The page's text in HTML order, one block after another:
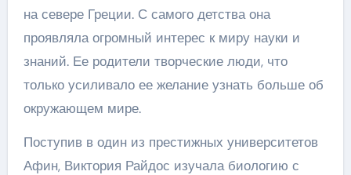
на севере Греции. С самого детства она
проявляла огромный интерес к миру науки и
знаний. Ее родители творческие люди, что
только усиливало ее желание узнать больше об
окружающем мире.
Поступив в один из престижных университетов
Афин, Виктория Райдос изучала биологию с